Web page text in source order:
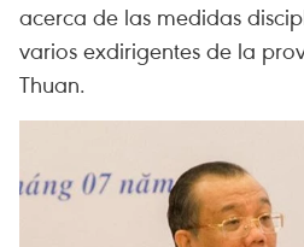
acerca de las medidas
varios exdirigentes de la
Thuan.